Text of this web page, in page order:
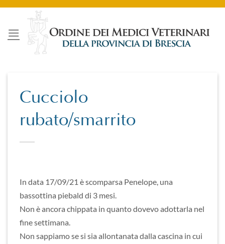
Salta
contenuti
Cucciolo
rubato/smarrito
In data 17/09/21 è scomparsa Penelope, una
bassottina piebald di 3 mesi.
Non è ancora chippata in quanto dovevo adottarla nel
fine settimana.
Non sappiamo se si sia allontanata dalla cascina in cui